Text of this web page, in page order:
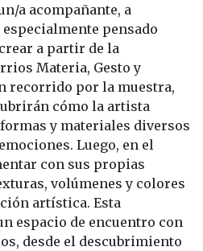
a acompañante, a
pensado
a partir de la
Materia, Gesto y
recorrido por la muestra,
cómo la artista
y materiales diversos
Luego, en el
con sus propias
volúmenes y colores
artística. Esta
espacio de encuentro con
desde el descubrimiento